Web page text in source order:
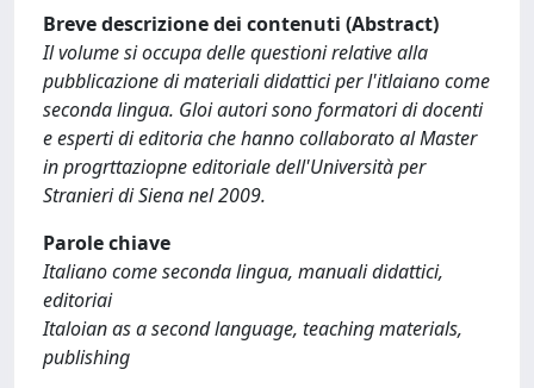
Breve descrizione dei contenuti (Abstract)
Il volume si occupa delle questioni relative alla
pubblicazione di materiali didattici per l'itlaiano come
seconda lingua. Gloi autori sono formatori di docenti
e esperti di editoria che hanno collaborato al Master
in progrttaziopne editoriale dell'Università per
Stranieri di Siena nel 2009.
Parole chiave
Italiano come seconda lingua, manuali didattici,
editoriai
Italoian as a second language, teaching materials,
publishing